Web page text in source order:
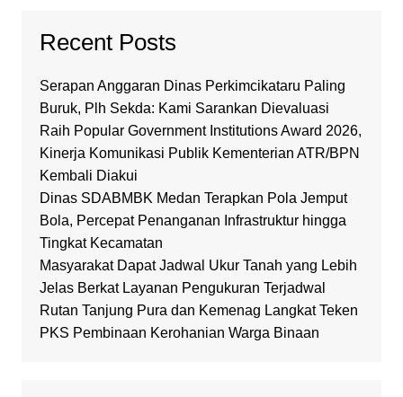
Recent Posts
Serapan Anggaran Dinas Perkimcikataru Paling
Buruk, Plh Sekda: Kami Sarankan Dievaluasi
Raih Popular Government Institutions Award 2026,
Kinerja Komunikasi Publik Kementerian ATR/BPN
Kembali Diakui
Dinas SDABMBK Medan Terapkan Pola Jemput
Bola, Percepat Penanganan Infrastruktur hingga
Tingkat Kecamatan
Masyarakat Dapat Jadwal Ukur Tanah yang Lebih
Jelas Berkat Layanan Pengukuran Terjadwal
Rutan Tanjung Pura dan Kemenag Langkat Teken
PKS Pembinaan Kerohanian Warga Binaan